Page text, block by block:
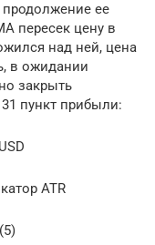
ее
пересек цену в
над ней, цена
в ожидании
закрыть
пункт прибыли:
ATR